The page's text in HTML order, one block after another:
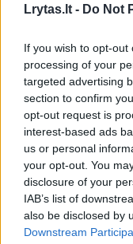
Lrytas.lt - Do Not
If you wish to opt-
processing of your
targeted advertising
section to confirm
opt-out request is
interest-based ads
us or personal
your opt-out. You
disclosure of your
IAB’s list of
also be disclosed by
Downstream
Jokubaičio
Žaidėjas prie
prisijungęs kur
treneruotis jis
visa ekipa.